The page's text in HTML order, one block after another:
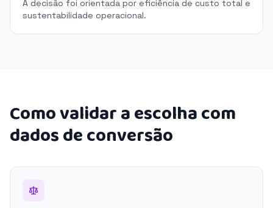
A decisão foi orientada por eficiência de custo total e
sustentabilidade operacional.
Como validar a escolha com
dados de conversão